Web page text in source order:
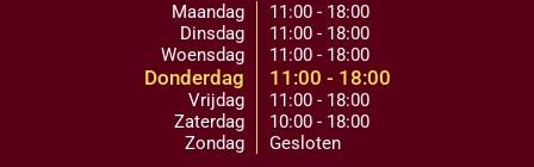
Maandag
Dinsdag
Woensdag
Donderdag
Vrijdag
Zaterdag
Zondag
11:00 - 18:00
11:00 - 18:00
11:00 - 18:00
11:00 - 18:00
11:00 - 18:00
10:00 - 18:00
Gesloten